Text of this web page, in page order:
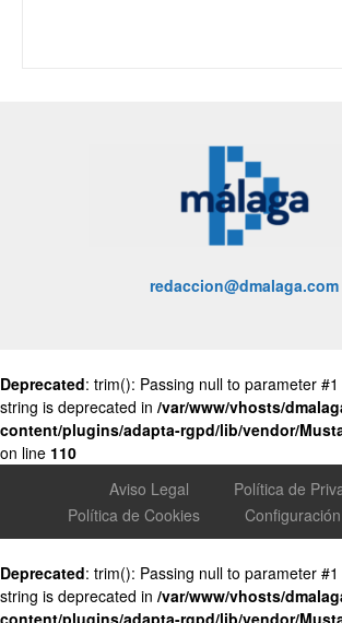
redaccion@dmalaga.com
Deprecated: trim(): Passing null to parameter
string is deprecated in /var/www/vhosts/
content/plugins/adapta-rgpd/lib/vendor/
on line 110
Aviso Legal
Política de
Política de Cookies
Deprecated: trim(): Passing null to parameter
string is deprecated in /var/www/vhosts/